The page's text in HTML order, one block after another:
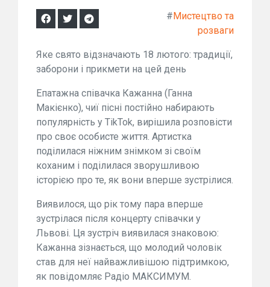
#Мистецтво та
розваги
Яке свято відзначають 18 лютого: традиції,
заборони і прикмети на цей день
Епатажна співачка Кажанна (Ганна
Макієнко), чиї пісні постійно набирають
популярність у TikTok, вирішила розповісти
про своє особисте життя. Артистка
поділилася ніжним знімком зі своїм
коханим і поділилася зворушливою
історією про те, як вони вперше зустрілися.
Виявилося, що рік тому пара вперше
зустрілася після концерту співачки у
Львові. Ця зустріч виявилася знаковою:
Кажанна зізнається, що молодий чоловік
став для неї найважливішою підтримкою,
як повідомляє Радіо МАКСИМУМ.